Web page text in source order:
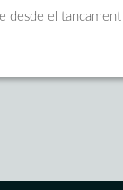
desde el tancament